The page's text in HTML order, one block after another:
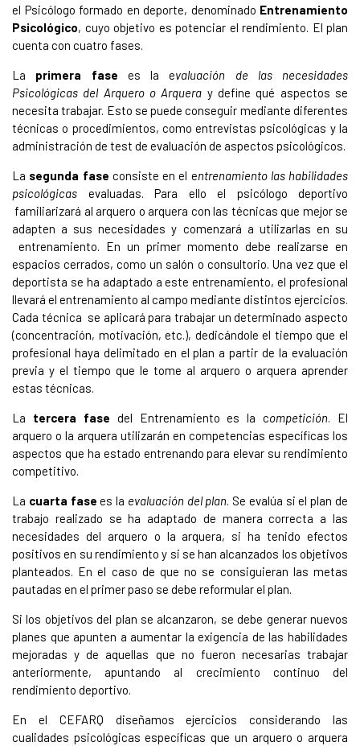
el Psicólogo formado en deporte, denominado Entrenamiento
Psicológico, cuyo objetivo es potenciar el rendimiento. El plan
cuenta con cuatro fases.
La primera fase es la evaluación de las necesidades
Psicológicas del Arquero o Arquera y define qué aspectos se
necesita trabajar. Esto se puede conseguir mediante diferentes
técnicas o procedimientos, como entrevistas psicológicas y la
administración de test de evaluación de aspectos psicológicos.
La segunda fase consiste en el entrenamiento las habilidades
psicológicas evaluadas. Para ello el psicólogo deportivo
familiarizará al arquero o arquera con las técnicas que mejor se
adapten a sus necesidades y comenzará a utilizarlas en su
entrenamiento. En un primer momento debe realizarse en
espacios cerrados, como un salón o consultorio. Una vez que el
deportista se ha adaptado a este entrenamiento, el profesional
llevará el entrenamiento al campo mediante distintos ejercicios.
Cada técnica se aplicará para trabajar un determinado aspecto
(concentración, motivación, etc.), dedicándole el tiempo que el
profesional haya delimitado en el plan a partir de la evaluación
previa y el tiempo que le tome al arquero o arquera aprender
estas técnicas.
La tercera fase del Entrenamiento es la competición. El
arquero o la arquera utilizarán en competencias específicas los
aspectos que ha estado entrenando para elevar su rendimiento
competitivo.
La cuarta fase es la evaluación del plan. Se evalúa si el plan de
trabajo realizado se ha adaptado de manera correcta a las
necesidades del arquero o la arquera, si ha tenido efectos
positivos en su rendimiento y si se han alcanzados los objetivos
planteados. En el caso de que no se consiguieran las metas
pautadas en el primer paso se debe reformular el plan.
Si los objetivos del plan se alcanzaron, se debe generar nuevos
planes que apunten a aumentar la exigencia de las habilidades
mejoradas y de aquellas que no fueron necesarias trabajar
anteriormente, apuntando al crecimiento continuo del
rendimiento deportivo.
En el CEFARQ diseñamos ejercicios considerando las
cualidades psicológicas específicas que un arquero o arquera